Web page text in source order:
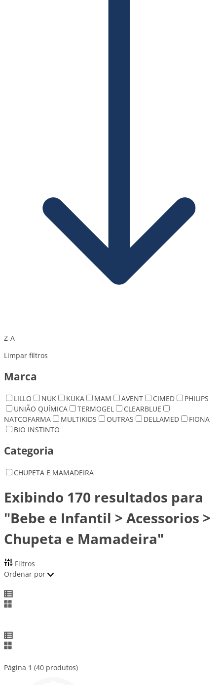
Z-A
Limpar filtros
Marca
LILLO NUK KUKA MAM AVENT CIMED
PHILIPS
UNIÃO QUÍMICA
TERMOGEL
CLEARBLUE
NATCOFARMA
MULTIKIDS OUTRAS DELLAMED
FIONA
BIO INSTINTO
Categoria
CHUPETA E MAMADEIRA
Exibindo 170 resultados para
"Bebe e Infantil > Acessorios >
Chupeta e Mamadeira"
Filtros
Ordenar por
Página 1 (40 produtos)